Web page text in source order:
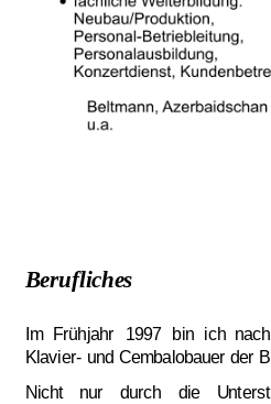
Berufliches
Im Frühjahr 1997 bin ich nach
Klavier- und Cembalobauer der
Nicht
nur durch die